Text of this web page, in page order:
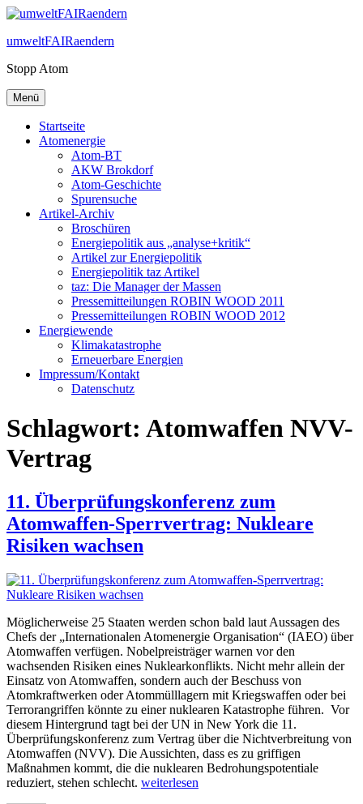
Zum
springen
umweltFAIRaendern
Stopp Atom
Menü
Startseite
Atomenergie
Atom-BT
AKW Brokdorf
Atom-Geschichte
Spurensuche
Artikel-Archiv
Broschüren
Energiepolitik aus „analyse+kritik“
Artikel zur Energiepolitik
Energiepolitik taz Artikel
taz: Die Manager der Massen
Pressemitteilungen ROBIN WOOD 2011
Pressemitteilungen ROBIN WOOD 2012
Energiewende
Klimakatastrophe
Erneuerbare Energien
Impressum/Kontakt
Datenschutz
Schlagwort: Atomwaffen NVV-
Vertrag
11. Überprüfungskonferenz zum
Atomwaffen-Sperrvertrag: Nukleare
Risiken wachsen
Möglicherweise 25 Staaten werden schon bald laut Aussagen des
Chefs der „Internationalen Atomenergie Organisation“ (IAEO) über
Atomwaffen verfügen. Nobelpreisträger warnen vor den
wachsenden Risiken eines Nuklearkonflikts. Nicht mehr allein der
Einsatz von Atomwaffen, sondern auch der Beschuss von
Atomkraftwerken oder Atommülllagern mit Kriegswaffen oder bei
Terrorangriffen könnte zu einer nuklearen Katastrophe führen. Vor
diesem Hintergrund tagt bei der UN in New York die 11.
Überprüfungskonferenz zum Vertrag über die Nichtverbreitung von
Atomwaffen (NVV). Die Aussichten, dass es zu griffigen
Maßnahmen kommt, die die nuklearen Bedrohungspotentiale
reduziert, stehen schlecht. „11.
weiterlesen